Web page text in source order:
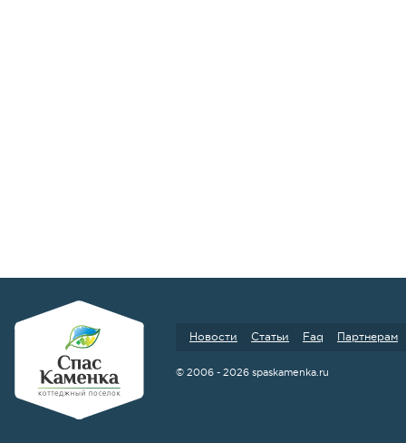
Новости Статьи Faq Партнерам
© 2006 - 2026 spaskamenka.ru